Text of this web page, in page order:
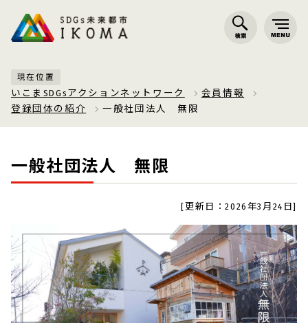
現在位置
いこまSDGsアクションネットワーク
会員情報
登録団体の紹介
一般社団法人 無限
一般社団法人 無限
[更新日：2026年3月24日]